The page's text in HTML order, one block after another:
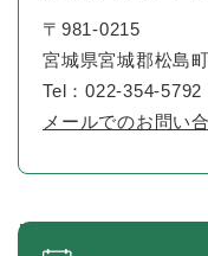
〒981-0215
宮城県宮城郡松島
Tel：022-354-5792
メールでのお問い